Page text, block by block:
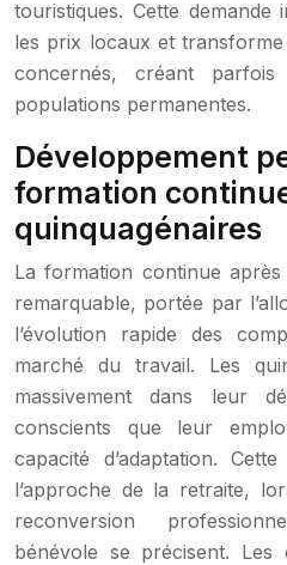
touristiques. Cette demande
les prix locaux et transforme
concernés, créant
populations permanentes.
Développement
formation
quinquagénaires
La formation continue
remarquable, portée par
l’évolution rapide des
marché du travail. Les
massivement dans leur
conscients que leur
capacité d’adaptation.
l’approche de la retraite,
reconversion
bénévole se précisent. Les